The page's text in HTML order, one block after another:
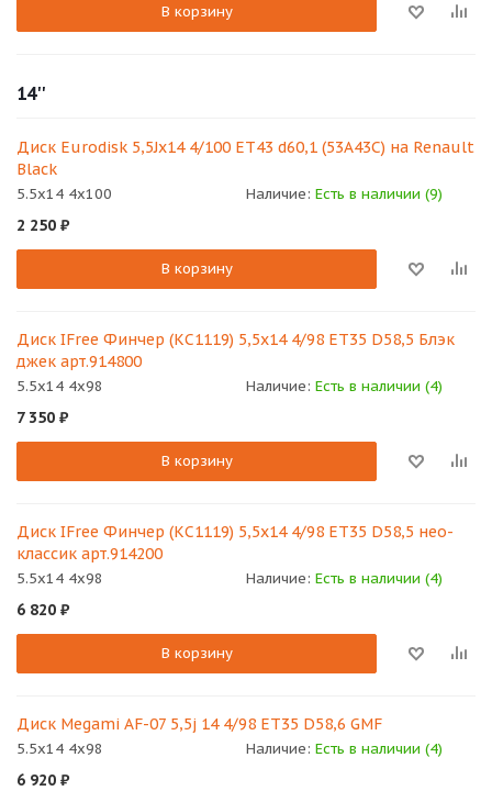
В корзину
14''
Диск Eurodisk 5,5Jx14 4/100 ET43 d60,1 (53A43C) на Renault
Black
5.5x14 4x100 Наличие: Есть в наличии (9)
2 250 ₽
В корзину
Диск IFree Финчер (КС1119) 5,5х14 4/98 ET35 D58,5 Блэк
джек арт.914800
5.5x14 4x98 Наличие: Есть в наличии (4)
7 350 ₽
В корзину
Диск IFree Финчер (КС1119) 5,5х14 4/98 ET35 D58,5 нео-
классик арт.914200
5.5x14 4x98 Наличие: Есть в наличии (4)
6 820 ₽
В корзину
Диск Megami AF-07 5,5j 14 4/98 ET35 D58,6 GMF
5.5x14 4x98 Наличие: Есть в наличии (4)
6 920 ₽